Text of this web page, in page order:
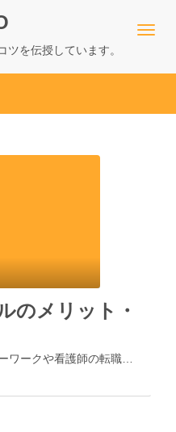
ツを伝授しています。
のメリット・
ワークや看護師の転職…